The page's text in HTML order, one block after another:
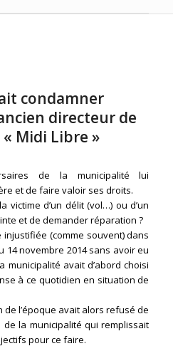
condamner
directeur de
Midi Libre »
de la municipalité lui
et de faire valoir ses droits.
victime d’un délit (vol…) ou d’un
et de demander réparation ?
injustifiée (comme souvent) dans
14 novembre 2014 sans avoir eu
municipalité avait d’abord choisi
à ce quotidien en situation de
l’époque avait alors refusé de
la municipalité qui remplissait
pour ce faire.